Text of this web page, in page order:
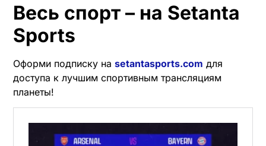
Весь спорт – на Setanta
Sports
Оформи подписку на setantasports.com для
доступа к лучшим спортивным трансляциям
планеты!